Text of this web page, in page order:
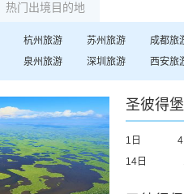
热门出境目的地
杭州旅游 苏州旅游 成都旅
泉州旅游 深圳 旅游 西安旅
圣彼得堡
1日
14日